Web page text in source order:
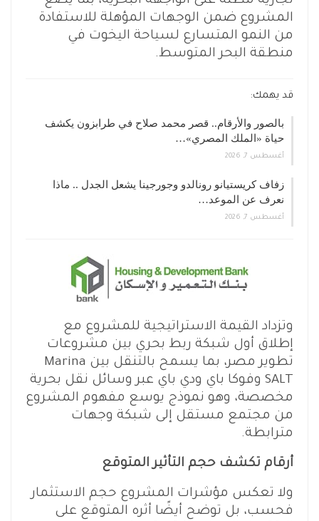
المشروع ضمن الوجهات المؤهلة للاستفادة
من النمو المتسارع لسياحة اليخوت في
منطقة البحر المتوسط.
قد يهمك:
بالصور والأرقام.. قصر محمد صلاح في طرابزون يكشف
حياة «الملك المصري»…
أغسطس 7, 2026
زفاف كريستيانو رونالدو وجورجينا يشعل الجدل .. ماذا
نعرف عن الموعد…
أغسطس 7, 2026
وتزداد القيمة الاستراتيجية للمشروع مع
إطلاق أول شبكة ربط بحري بين مشروعات
تطوير مصر، بما يسمح بالتنقل بين Marina
SALT وفوكا باي ودي باي عبر وسائل نقل بحرية
مخصصة، وهو نموذج يوسع مفهوم المشروع
من مجتمع مستقل إلى شبكة وجهات
مترابطة.
أرقام تكشف حجم التأثير المتوقع
ولا تعكس مؤشرات المشروع حجم الاستثمار
فحسب، بل توضح أيضًا أثره المتوقع على